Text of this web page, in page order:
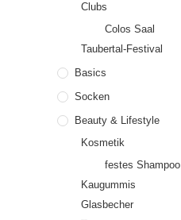
Clubs
Colos Saal
Taubertal-Festival
Basics
Socken
Beauty & Lifestyle
Kosmetik
festes Shampoo
Kaugummis
Glasbecher